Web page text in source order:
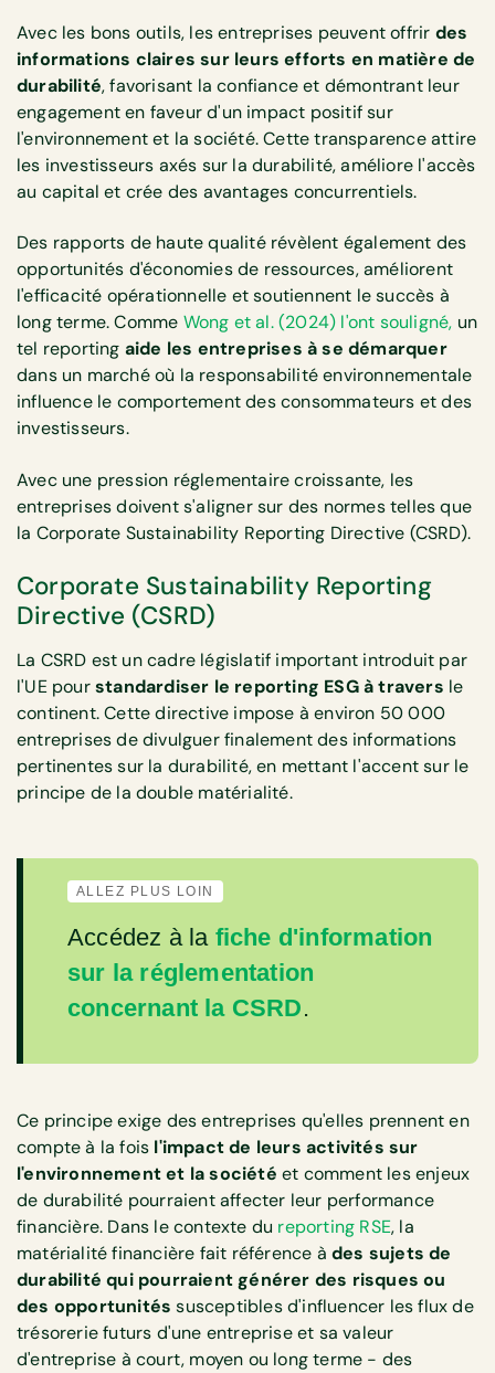
Avec les bons outils, les entreprises peuvent offrir des
informations claires sur leurs efforts en matière de
durabilité, favorisant la confiance et démontrant leur
engagement en faveur d'un impact positif sur
l'environnement et la société. Cette transparence attire
les investisseurs axés sur la durabilité, améliore l'accès
au capital et crée des avantages concurrentiels.
Des rapports de haute qualité révèlent également des
opportunités d'économies de ressources, améliorent
l'efficacité opérationnelle et soutiennent le succès à
long terme. Comme Wong et al. (2024) l'ont souligné, un
tel reporting aide les entreprises à se démarquer
dans un marché où la responsabilité environnementale
influence le comportement des consommateurs et des
investisseurs.
Avec une pression réglementaire croissante, les
entreprises doivent s'aligner sur des normes telles que
la Corporate Sustainability Reporting Directive (CSRD).
Corporate Sustainability Reporting
Directive (CSRD)
La CSRD est un cadre législatif important introduit par
l'UE pourstandardiser le reporting ESG à travers le
continent. Cette directive impose à environ 50 000
entreprises de divulguer finalement des informations
pertinentes sur la durabilité, en mettant l'accent sur le
principe de la double matérialité.
ALLEZ PLUS LOIN
Accédez à la fiche d'information
sur la réglementation
concernant la CSRD.
Ce principe exige des entreprises qu'elles prennent en
compte à la fois l'impact de leurs activités sur
l'environnement et la société et comment les enjeux
de durabilité pourraient affecter leur performance
financière. Dans le contexte du reporting RSE, la
matérialité financière fait référence à des sujets de
durabilité qui pourraient générer des risques ou
des opportunités susceptibles d'influencer les flux de
trésorerie futurs d'une entreprise et sa valeur
d'entreprise à court, moyen ou long terme - des